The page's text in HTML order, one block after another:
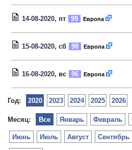
14-08-2020, пт 99 Европа
15-08-2020, сб 98 Европа
16-08-2020, вс 96 Европа
Год: 2020 2023 2024 2025 2026
Месяц: Январь Февраль
Июнь Июль Август Сентябрь
Все